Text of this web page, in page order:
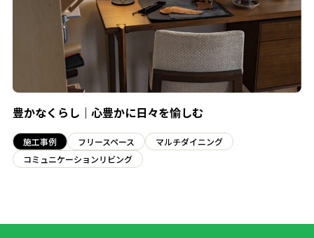
豊かなくらし｜心豊かに日々を愉しむ
施工事例 フリースペース
マルチダイニング
コミュニケーションリビング